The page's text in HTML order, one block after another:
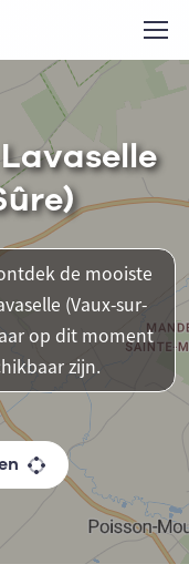
de mooiste
(Vaux-sur-
op dit moment
zijn.